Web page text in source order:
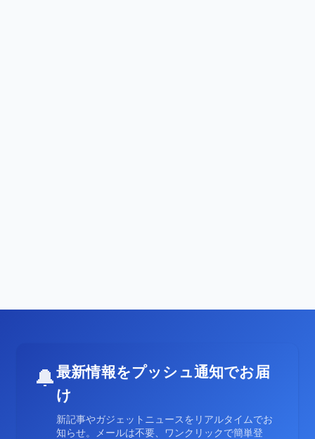
🔔最新情報をプッシュ通知でお届
け
新記事やガジェットニュースをリアルタイムでお
知らせ。メールは不要、ワンクリックで簡単登